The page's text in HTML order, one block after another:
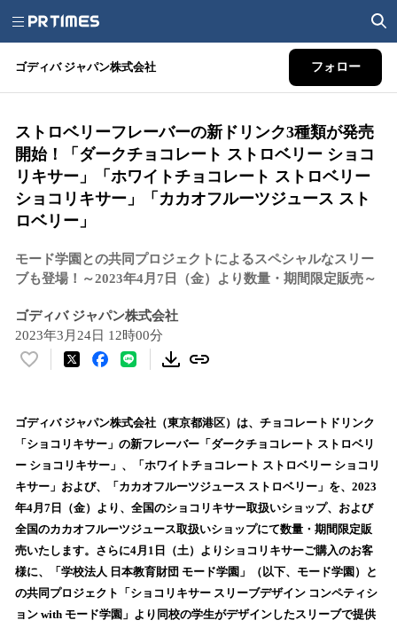
ゴディバ ジャパン株式会社 フォロー
ストロベリーフレーバーの新ドリンク3種類が発売
開始！「ダークチョコレート ストロベリー ショコ
リキサー」「ホワイトチョコレート ストロベリー
ショコリキサー」「カカオフルーツジュース スト
ロベリー」
モード学園との共同プロジェクトによるスペシャルなスリー
ブも登場！～2023年4月7日（金）より数量・期間限定販売～
ゴディバ ジャパン株式会社
2023年3月24日 12時00分
い
！
数
を
読
込
み
中
で
す
ゴディバ ジャパン株式会社（東京都港区）は、チョコレートドリンク
「ショコリキサー」の新フレーバー「ダークチョコレート ストロベリ
ー ショコリキサー」、「ホワイトチョコレート ストロベリー ショコリ
キサー」および、「カカオフルーツジュース ストロベリー」を、2023
年4月7日（金）より、全国のショコリキサー取扱いショップ、および
全国のカカオフルーツジュース取扱いショップにて数量・期間限定販
売いたします。さらに4月1日（土）よりショコリキサーご購入のお客
様に、「学校法人 日本教育財団 モード学園」（以下、モード学園）と
の共同プロジェクト「ショコリキサー スリーブデザイン コンペティシ
ョン with モード学園」より同校の学生がデザインしたスリーブで提供